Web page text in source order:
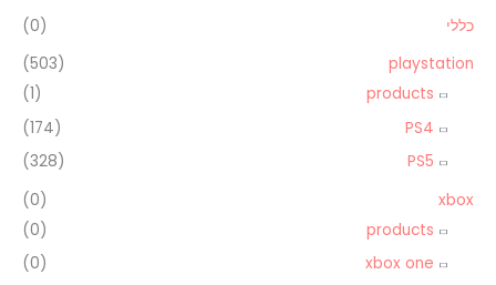
כללי
(0)
playstation
(503)
products
(1)
PS4
(174)
PS5
(328)
xbox
(0)
products
(0)
xbox one
(0)